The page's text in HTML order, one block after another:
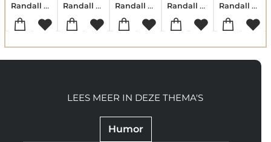
Randall Munroe Randall Munroe Randall Munroe Randall Munroe Randall Munroe
Humor
LEES MEER IN DEZE THEMA'S